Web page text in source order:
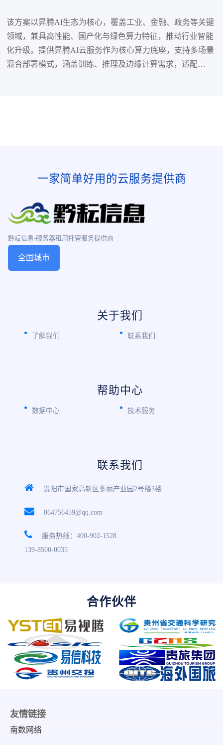
该方案以昇腾AI生态为核心，覆盖工业、金融、政务等关键
领域，兼具高性能、国产化与绿色算力特征，推动行业智能
化升级‌‌。提供昇腾AI云服务作为核心算力底座，支持多场景
混合部署模式，涵盖训练、推理及边缘计算需求，适配
一家简单好用的云服务提供商
黔耘信息-服务器租用托管服务提供商
全国城市
关于我们
了解我们 联系我们
帮助中心
数据中心 技术服务
联系我们
贵阳市国家高新区多丽产业园2号楼3楼
864756459@qq.com
服务热线：400-902-1528
139-8500-0035
合作伙伴
友情链接
南数网络